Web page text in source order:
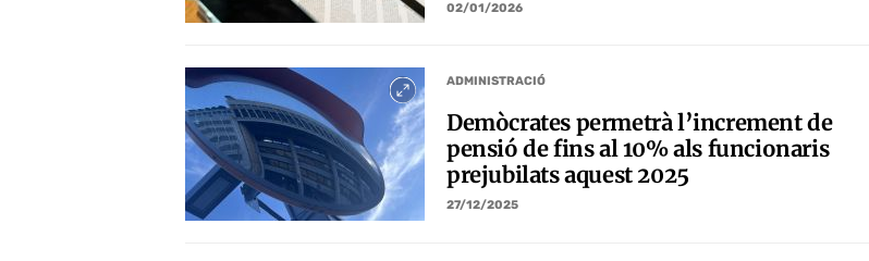
02/01/2026
ADMINISTRACIÓ
Demòcrates permetrà l’increment de
pensió de fins al 10% als funcionaris
prejubilats aquest 2025
27/12/2025